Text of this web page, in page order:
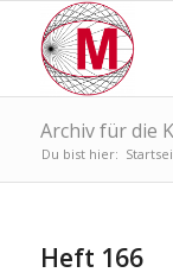
Archiv für die
Du bist hier:
Heft 166